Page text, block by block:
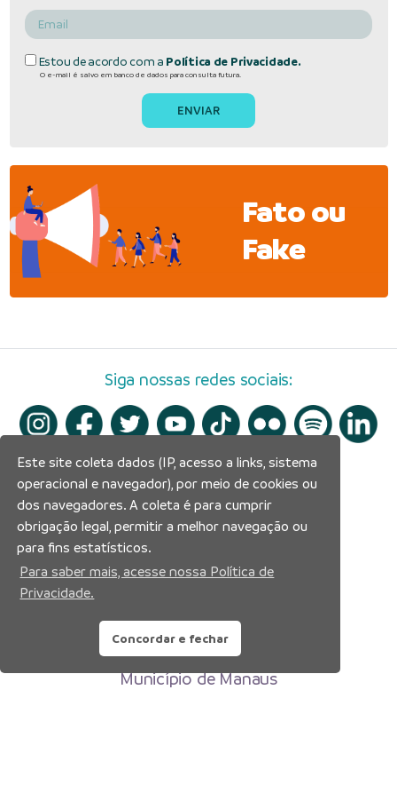
Estou de acordo com a Política de Privacidade.
O e-mail é salvo em banco de dados para consulta futura.
Fato ou
Fake
Siga nossas redes sociais:
Prefeitura Municipal de Manaus
Município de Manaus
Este site coleta dados (IP, acesso a links, sistema
operacional e navegador), por meio de cookies ou
dos navegadores. A coleta é para cumprir
obrigação legal, permitir a melhor navegação ou
para fins estatísticos.
Para saber mais, acesse nossa Política de
Privacidade.
Concordar e fechar